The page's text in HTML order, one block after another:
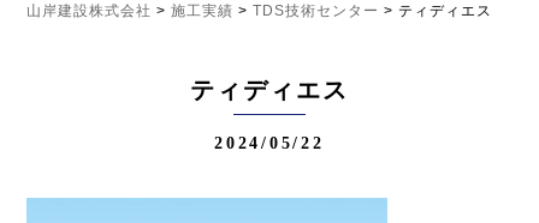
山岸建設株式会社 >施工実績 >TDS技術センター >ティディエス
ティディエス
2024/05/22